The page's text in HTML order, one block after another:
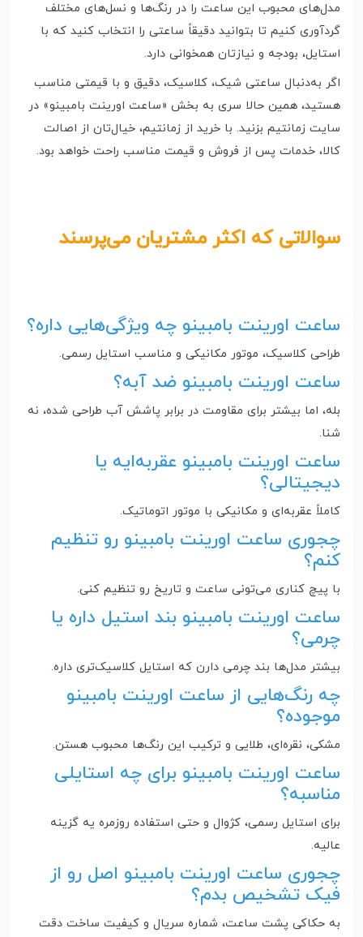
مدل‌های محبوب این ساعت را در رنگ‌ها و نسل‌های مختلف
گردآوری کنیم تا بتوانید دقیقاً ساعتی را انتخاب کنید که با
استایل، بودجه و نیازتان همخوانی دارد.
اگر به‌دنبال ساعتی شیک، کلاسیک، دقیق و با قیمتی مناسب
هستید، همین حالا سری به بخش «ساعت اورینت بامبینو» در
سایت زمانتیم بزنید. با خرید از زمانتیم، خیال‌تان از اصالت
کالا، خدمات پس از فروش و قیمت مناسب راحت خواهد بود.
سوالاتی که اکثر مشتریان می‌پرسند
ساعت اورینت بامبینو چه ویژگی‌هایی داره؟
طراحی کلاسیک، موتور مکانیکی و مناسب استایل رسمی.
ساعت اورینت بامبینو ضد آبه؟
بله، اما بیشتر برای مقاومت در برابر پاشش آب طراحی شده، نه
شنا.
ساعت اورینت بامبینو عقربه‌ایه یا
دیجیتالی؟
کاملاً عقربه‌ای و مکانیکی با موتور اتوماتیک.
چجوری ساعت اورینت بامبینو رو تنظیم
کنم؟
با پیچ کناری می‌تونی ساعت و تاریخ رو تنظیم کنی.
ساعت اورینت بامبینو بند استیل داره یا
چرمی؟
بیشتر مدل‌ها بند چرمی دارن که استایل کلاسیک‌تری داره.
چه رنگ‌هایی از ساعت اورینت بامبینو
موجوده؟
مشکی، نقره‌ای، طلایی و ترکیب این رنگ‌ها محبوب هستن.
ساعت اورینت بامبینو برای چه استایلی
مناسبه؟
برای استایل رسمی، کژوال و حتی استفاده روزمره یه گزینه
عالیه.
چجوری ساعت اورینت بامبینو اصل رو از
فیک تشخیص بدم؟
به حکاکی پشت ساعت، شماره سریال و کیفیت ساخت دقت